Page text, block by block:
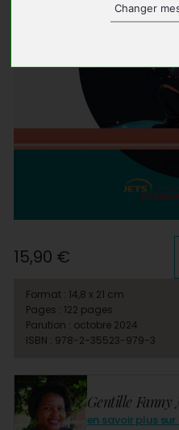
Changer
Gentille Fanny
en savoir plus
15,90 €
Format : 14,8 x 21 cm
Pages : 122 pages
Parution : octobre 2024
ISBN : 978-2-35523-979-3